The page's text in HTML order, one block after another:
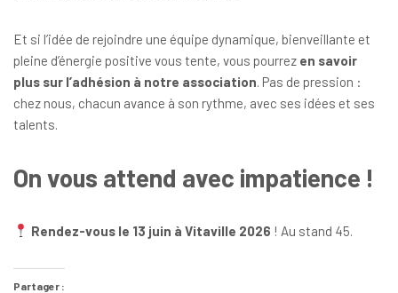
Et si l’idée de rejoindre une équipe dynamique, bienveillante et
pleine d’énergie positive vous tente, vous pourrez en savoir
plus sur l’adhésion à notre association. Pas de pression :
chez nous, chacun avance à son rythme, avec ses idées et ses
talents.
On vous attend avec impatience !
Rendez-vous le 13 juin à Vitaville 2026 ! Au stand 45.
Partager :